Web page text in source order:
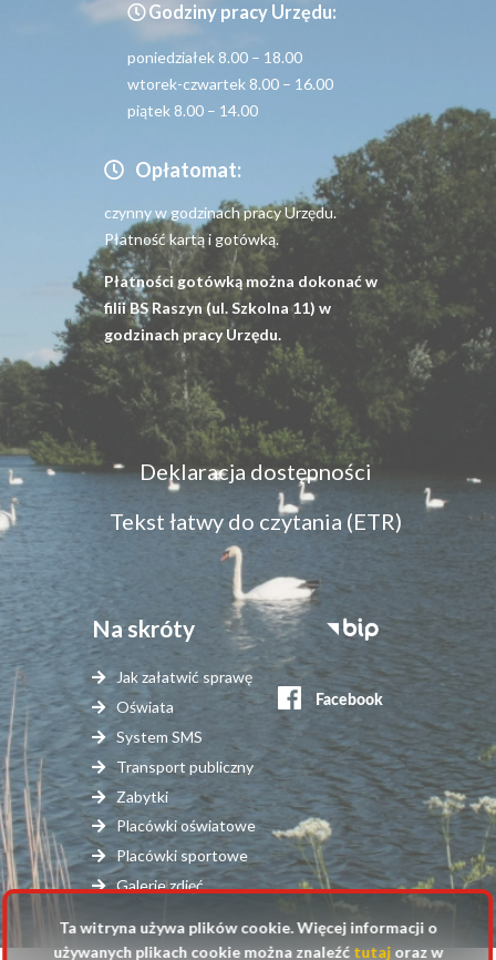
Godziny pracy Urzędu:
poniedziałek 8.00 – 18.00
wtorek-czwartek 8.00 – 16.00
piątek 8.00 – 14.00
Opłatomat:
czynny w godzinach pracy Urzędu.
Płatność kartą i gotówką.
Płatności gotówką można dokonać w
filii BS Raszyn (ul. Szkolna 11) w
godzinach pracy Urzędu.
Menu
dostępność
Deklaracja dostępności
Tekst łatwy do czytania (ETR)
Na skróty
Jak załatwić sprawę
Oświata
System SMS
Transport publiczny
Zabytki
Placówki oświatowe
Placówki sportowe
Galerie zdjęć
Stopka
serwisy
zewnętrzne
Ta witryna używa plików cookie. Więcej informacji o
używanych plikach cookie można znaleźć tutajoraz w